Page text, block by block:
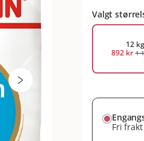
Valgt
12 kg
892 kr 1
Fri